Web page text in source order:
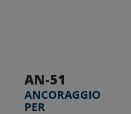
AN-51
ANCORAGGIO
PER